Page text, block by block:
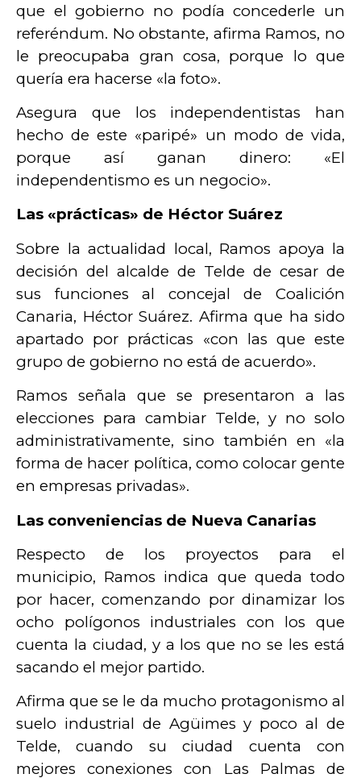
que el gobierno no podía concederle un
referéndum. No obstante, afirma Ramos, no
le preocupaba gran cosa, porque lo que
quería era hacerse «la foto».
Asegura que los independentistas han
hecho de este «paripé» un modo de vida,
porque así ganan dinero: «El
independentismo es un negocio».
Las «prácticas» de Héctor Suárez
Sobre la actualidad local, Ramos apoya la
decisión del alcalde de Telde de cesar de
sus funciones al concejal de Coalición
Canaria, Héctor Suárez. Afirma que ha sido
apartado por prácticas «con las que este
grupo de gobierno no está de acuerdo».
Ramos señala que se presentaron a las
elecciones para cambiar Telde, y no solo
administrativamente, sino también en «la
forma de hacer política, como colocar gente
en empresas privadas».
Las conveniencias de Nueva Canarias
Respecto de los proyectos para el
municipio, Ramos indica que queda todo
por hacer, comenzando por dinamizar los
ocho polígonos industriales con los que
cuenta la ciudad, y a los que no se les está
sacando el mejor partido.
Afirma que se le da mucho protagonismo al
suelo industrial de Agüimes y poco al de
Telde, cuando su ciudad cuenta con
mejores conexiones con Las Palmas de